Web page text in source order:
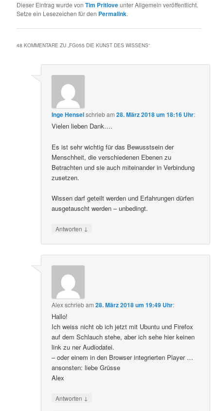
Dieser Eintrag wurde vonTim Pritloveunter Allgemein veröffentlicht.
Setze ein Lesezeichen für den Permalink.
48 KOMMENTARE ZU „FG055 DIE KUNST DES WISSENS“
Inge Henselschriebam28. März 2018 um 18:16 Uhr:
Vielen lieben Dank….
Es ist sehr wichtig für das Bewusstsein der
Menschheit, die verschiedenen Ebenen zu
Betrachten und sie auch miteinander in Verbindung
zusetzen.
Wissen darf geteilt werden und Erfahrungen dürfen
ausgetauscht werden – unbedingt.
Antworten ↓
Alexschriebam28. März 2018 um 19:49 Uhr:
Hallo!
Ich weiss nicht ob ich jetzt mit Ubuntu und Firefox
auf dem Schlauch stehe, aber ich sehe hier keinen
link zu ner Audiodatei.
– oder einem in den Browser integrierten Player …
ansonsten: liebe Grüsse
Alex
Antworten ↓